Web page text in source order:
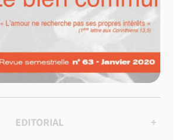
EDITORIAL +